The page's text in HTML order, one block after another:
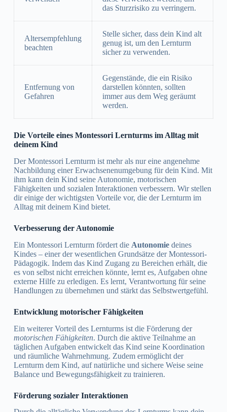
das Sturzrisiko zu verringern.
Altersempfehlung
beachten
Stelle sicher, dass dein Kind alt
genug ist, um den Lernturm
sicher zu verwenden.
Entfernung von
Gefahren
Gegenstände, die ein Risiko
darstellen könnten, sollten
immer aus dem Weg geräumt
werden.
Die Vorteile eines Montessori Lernturms im Alltag mit
deinem Kind
Der Montessori Lernturm ist mehr als nur eine angenehme
Nachbildung einer Erwachsenenumgebung für dein Kind. Mit
ihm kann dein Kind seine Autonomie, motorischen
Fähigkeiten und sozialen Interaktionen verbessern. Wir stellen
dir einige der wichtigsten Vorteile vor, die der Lernturm im
Alltag mit deinem Kind bietet.
Verbesserung der Autonomie
Ein Montessori Lernturm fördert die Autonomiedeines
Kindes – einer der wesentlichen Grundsätze der Montessori-
Pädagogik. Indem das Kind Zugang zu Bereichen erhält, die
es von selbst nicht erreichen könnte, lernt es, Aufgaben ohne
externe Hilfe zu erledigen. Es lernt, Verantwortung für seine
Handlungen zu übernehmen und stärkt das Selbstwertgefühl.
Entwicklung motorischer Fähigkeiten
Ein weiterer Vorteil des Lernturms ist die Förderung der
motorischen Fähigkeiten. Durch die aktive Teilnahme an
täglichen Aufgaben entwickelt das Kind seine Koordination
und räumliche Wahrnehmung. Zudem ermöglicht der
Lernturm dem Kind, auf natürliche und sichere Weise seine
Balance und Bewegungsfähigkeit zu trainieren.
Förderung sozialer Interaktionen